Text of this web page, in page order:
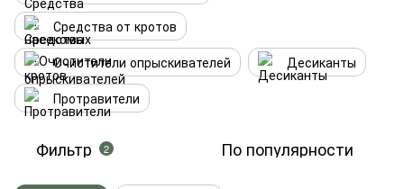
Средства от кротов
Очистители опрыскивателей
Десиканты
Протравители
Фильтр 2 По популярности